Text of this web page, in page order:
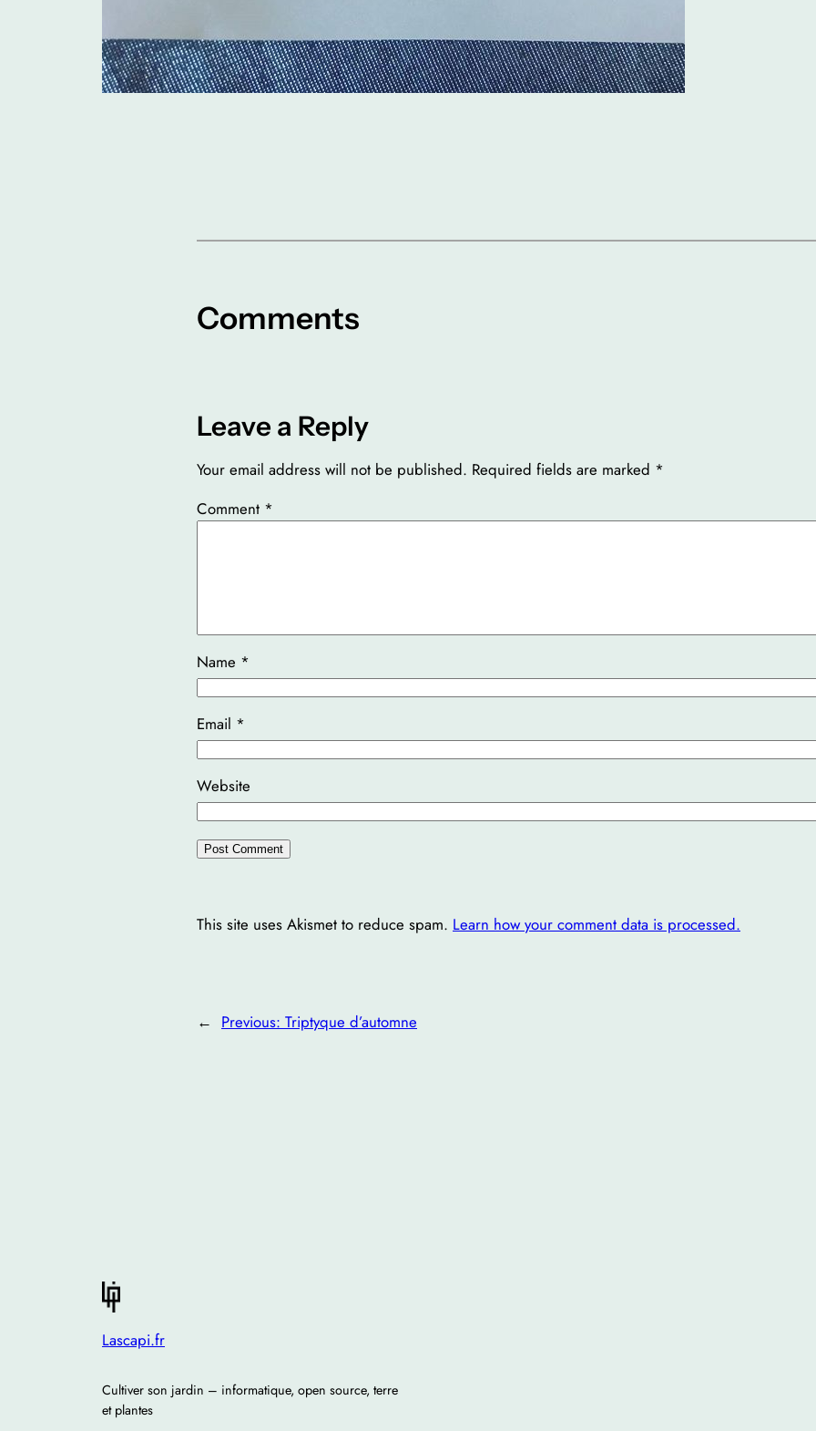
Comments
Leave a Reply
Your email address will not be published. Required fields are marked *
Comment *
Name *
Email *
Website
This site uses Akismet to reduce spam. Learn how your comment data is processed.
← Previous: Triptyque d’automne
Lascapi.fr
Cultiver son jardin – informatique, open source, terre
et plantes